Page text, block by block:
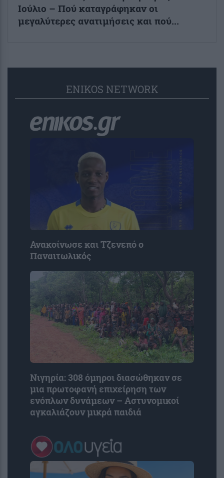
Ιούλιο – Πού καταγράφηκαν οι
μεγαλύτερες ανατιμήσεις και πού...
ENIKOS NETWORK
Ανακοίνωσε και Τζενεπό ο
Παναιτωλικός
Νιγηρία: 308 όμηροι διασώθηκαν σε
μια πρωτοφανή επιχείρηση των
ενόπλων δυνάμεων – Αστυνομικοί
αγκαλιάζουν μικρά παιδιά